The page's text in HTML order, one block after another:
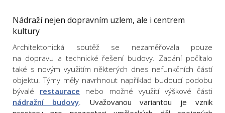
Nádraží nejen dopravním uzlem, ale i centrem
kultury
Architektonická soutěž se nezaměřovala pouze
na dopravu a technické řešení budovy. Zadání počítalo
také s novým využitím některých dnes nefunkčních částí
objektu. Týmy měly navrhnout například budoucí podobu
bývalé restaurace nebo možné využití výškové části
nádražní budovy. Uvažovanou variantou je vznik